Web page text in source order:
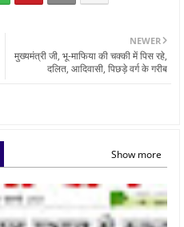
NEWER
मुख्यमंत्री जी, भू-माफिया की चक्की में पिस रहे,
दलित, आदिवासी, पिछड़े वर्ग के गरीब
Show more